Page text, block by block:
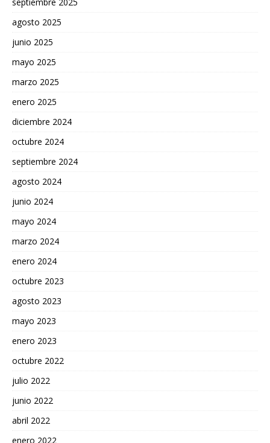
agosto 2025
junio 2025
mayo 2025
marzo 2025
enero 2025
diciembre 2024
octubre 2024
septiembre 2024
agosto 2024
junio 2024
mayo 2024
marzo 2024
enero 2024
octubre 2023
agosto 2023
mayo 2023
enero 2023
octubre 2022
julio 2022
junio 2022
abril 2022
enero 2022